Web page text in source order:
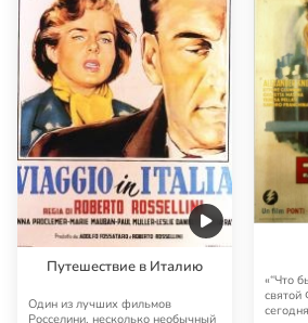
Путешествие в Италию
Один из лучших фильмов
Росселини, несколько необычный
«“Что
святой